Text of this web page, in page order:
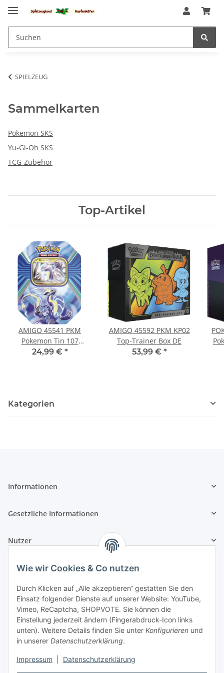
Wie wir Cookies & Co nutzen
Durch Klicken auf „Alle akzeptieren“ gestatten Sie den
Einsatz folgender Dienste auf unserer Website: YouTube,
Vimeo, ReCaptcha, SHOPVOTE. Sie können die
Einstellung jederzeit ändern (Fingerabdruck-Icon links
unten). Weitere Details finden Sie unter Konfigurieren und
in unserer Datenschutzerklärung.
Impressum Datenschutzerklärung
SPIELZEUG
Sammelkarten
Pokemon SKS
Yu-Gi-Oh SKS
TCG-Zubehör
Top-Artikel
AMIGO 45541 PKM
Pokemon Tin 107
Miraidon
24,99 € *
AMIGO 45592 PKM KP02
Top-Trainer Box DE
53,99 € *
Kategorien
Informationen
Gesetzliche Informationen
Nutzer